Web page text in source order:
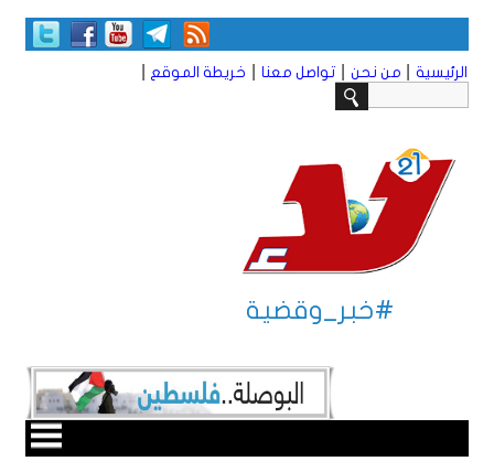
الرئيسية من نحن تواصل معنا خريطة الموقع
#خبر_وقضية